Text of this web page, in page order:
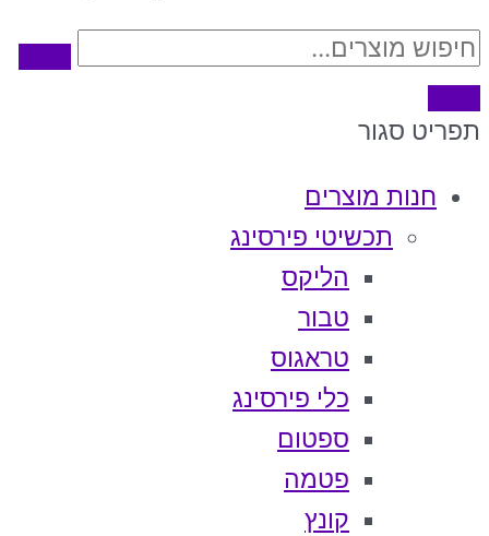
תפריט סגור
חנות מוצרים
תכשיטי פירסינג
הליקס
טבור
טראגוס
כלי פירסינג
ספטום
פטמה
קונץ